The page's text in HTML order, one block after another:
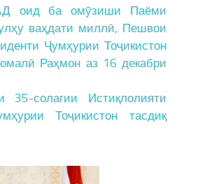
оид ба омӯзиши Паёми
ваҳдати миллӣ, Пешвои
Ҷумҳурии Тоҷикистон
Раҳмон аз 16 декабри
35-солагии Истиқлолияти
Тоҷикистон тасдиқ